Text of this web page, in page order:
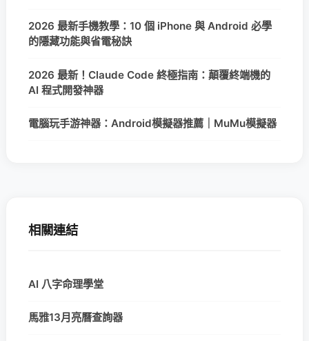
2026 最新手機教學：10 個 iPhone 與 Android 必學
的隱藏功能與省電秘訣
2026 最新！Claude Code 終極指南：顛覆終端機的
AI 程式開發神器
電腦玩手游神器：Android模擬器推薦｜MuMu模擬器
相關連結
AI 八字命理學堂
馬雅13月亮曆查詢器